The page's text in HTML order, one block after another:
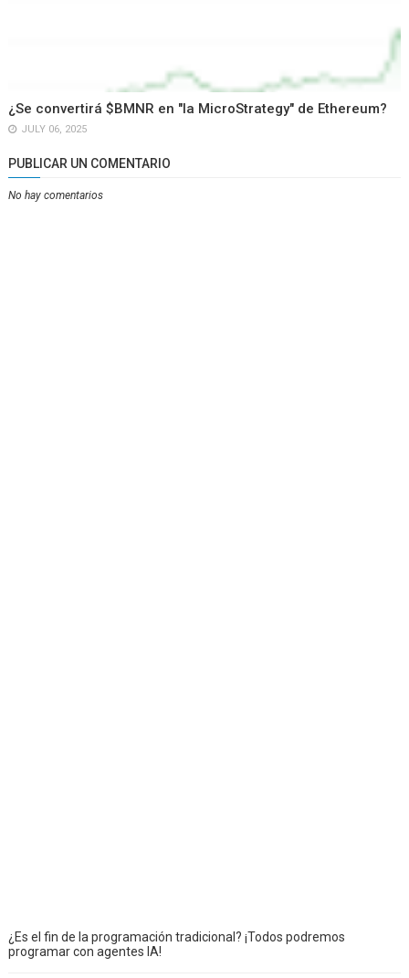
¿Se convertirá $BMNR en "la MicroStrategy" de Ethereum?
JULY 06, 2025
PUBLICAR UN COMENTARIO
No hay comentarios
¿Es el fin de la programación tradicional? ¡Todos podremos
programar con agentes IA!